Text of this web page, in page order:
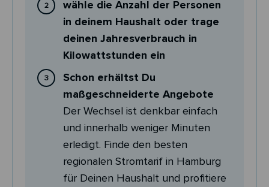
wähle die Anzahl der Personen
in deinem Haushalt oder trage
deinen Jahresverbrauch in
Kilowattstunden ein
Schon erhältst Du
maßgeschneiderte Angebote
Der Wechsel ist denkbar einfach
und innerhalb weniger Minuten
erledigt. Finde den besten
regionalen Stromtarif in Hamburg
für Deinen Haushalt und profitiere